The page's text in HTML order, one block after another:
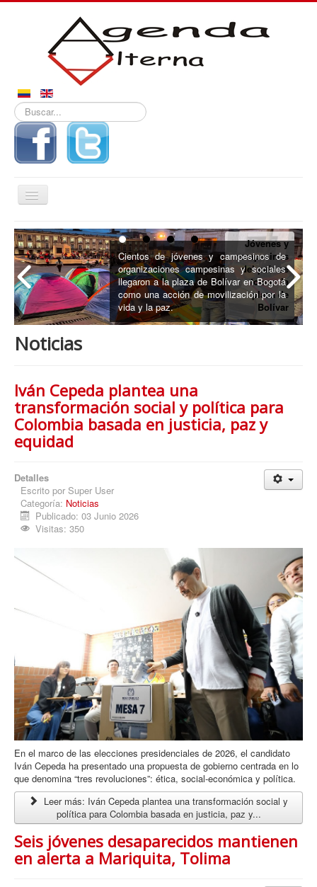
Buscar...
Alternar
navegación
Inicio
Noticias
Derechos
Reportajes
Procesos
Cultura
Multimedia
La Agenda
Jóvenes y
campesinos
del país se
toman la
plaza de
Bolívar
Cientos de jóvenes y campesinos de
organizaciones campesinas y sociales
llegaron a la plaza de Bolívar en Bogotá
como una acción de movilización por la
vida y la paz.
Noticias
Iván Cepeda plantea una
transformación social y política para
Colombia basada en justicia, paz y
equidad
Detalles
Escrito por Super User
Categoría: Noticias
Publicado: 03 Junio 2026
Visitas: 350
En el marco de las elecciones presidenciales de 2026, el candidato
Iván Cepeda ha presentado una propuesta de gobierno centrada en lo
que denomina “tres revoluciones”: ética, social-económica y política.
Leer más: Iván Cepeda plantea una transformación social y
política para Colombia basada en justicia, paz y...
Seis jóvenes desaparecidos mantienen
en alerta a Mariquita, Tolima